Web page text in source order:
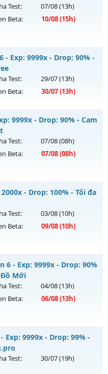
Test: 07/08(13h)
Beta: 10/08(15h)
2 - CÀY CUỐC PK
chủ
- Exp: 9999x - Drop: 90% -
Test: 29/07(13h)
Beta: 30/07(13h)
1h/lần, Set tân thủ free
chủ
9999x - Drop: 90% - Cam
Test: 07/08(08h)
Beta: 07/08(08h)
- Máy chủ siêu mượt
chủ
⚡️
- Drop: 100% - Tối đa
Test: 03/08(10h)
Beta: 09/08(10h)
chủ
6 - Exp: 9999x - Drop: 90%
Đồ Mới
Test: 04/08(13h)
Beta: 06/08(13h)
Full Custom 60 Fps Đồ
chủ
Băng Tuyếtvào 13h
Exp: 9999x - Drop: 99% -
Test: 30/07(19h)